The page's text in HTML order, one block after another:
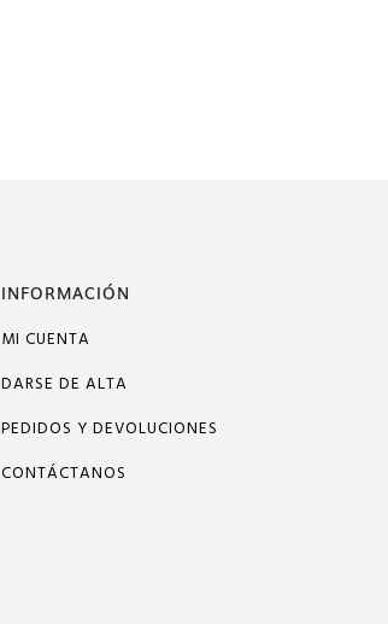
INFORMACIÓN
MI CUENTA
DARSE DE ALTA
PEDIDOS Y DEVOLUCIONES
CONTÁCTANOS